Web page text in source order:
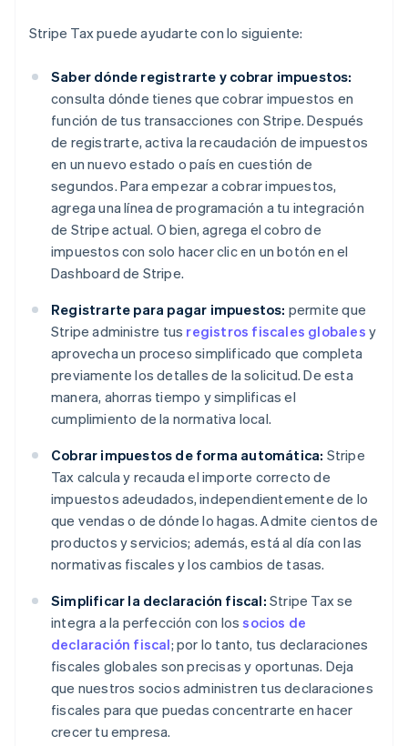
Stripe Tax puede ayudarte con lo siguiente:
Saber dónde registrarte y cobrar impuestos:
consulta dónde tienes que cobrar impuestos en
función de tus transacciones con Stripe. Después
de registrarte, activa la recaudación de impuestos
en un nuevo estado o país en cuestión de
segundos. Para empezar a cobrar impuestos,
agrega una línea de programación a tu integración
de Stripe actual. O bien, agrega el cobro de
impuestos con solo hacer clic en un botón en el
Dashboard de Stripe.
Registrarte para pagar impuestos: permite que
Stripe administre tus registros fiscales globales y
aprovecha un proceso simplificado que completa
previamente los detalles de la solicitud. De esta
manera, ahorras tiempo y simplificas el
cumplimiento de la normativa local.
Cobrar impuestos de forma automática: Stripe
Tax calcula y recauda el importe correcto de
impuestos adeudados, independientemente de lo
que vendas o de dónde lo hagas. Admite cientos de
productos y servicios; además, está al día con las
normativas fiscales y los cambios de tasas.
Simplificar la declaración fiscal: Stripe Tax se
integra a la perfección con lossocios de
declaración fiscal; por lo tanto, tus declaraciones
fiscales globales son precisas y oportunas. Deja
que nuestros socios administren tus declaraciones
fiscales para que puedas concentrarte en hacer
crecer tu empresa.